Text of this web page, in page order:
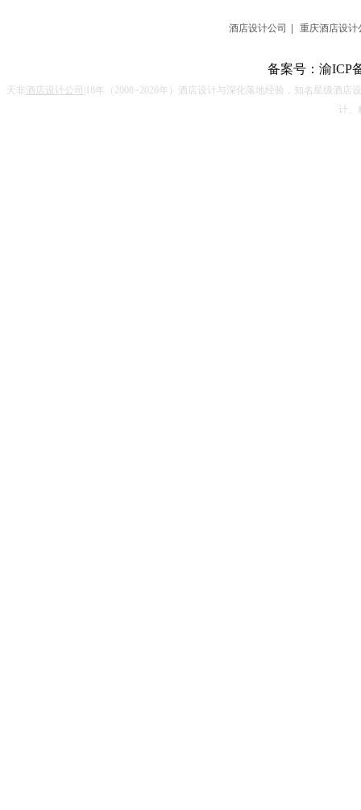
酒店设计公司 重庆酒店设计
备案号： 渝ICP
天非酒店设计公司 |18 年（ 2008~2026年）酒店设计与深化落地经验，知名星级酒店
计、